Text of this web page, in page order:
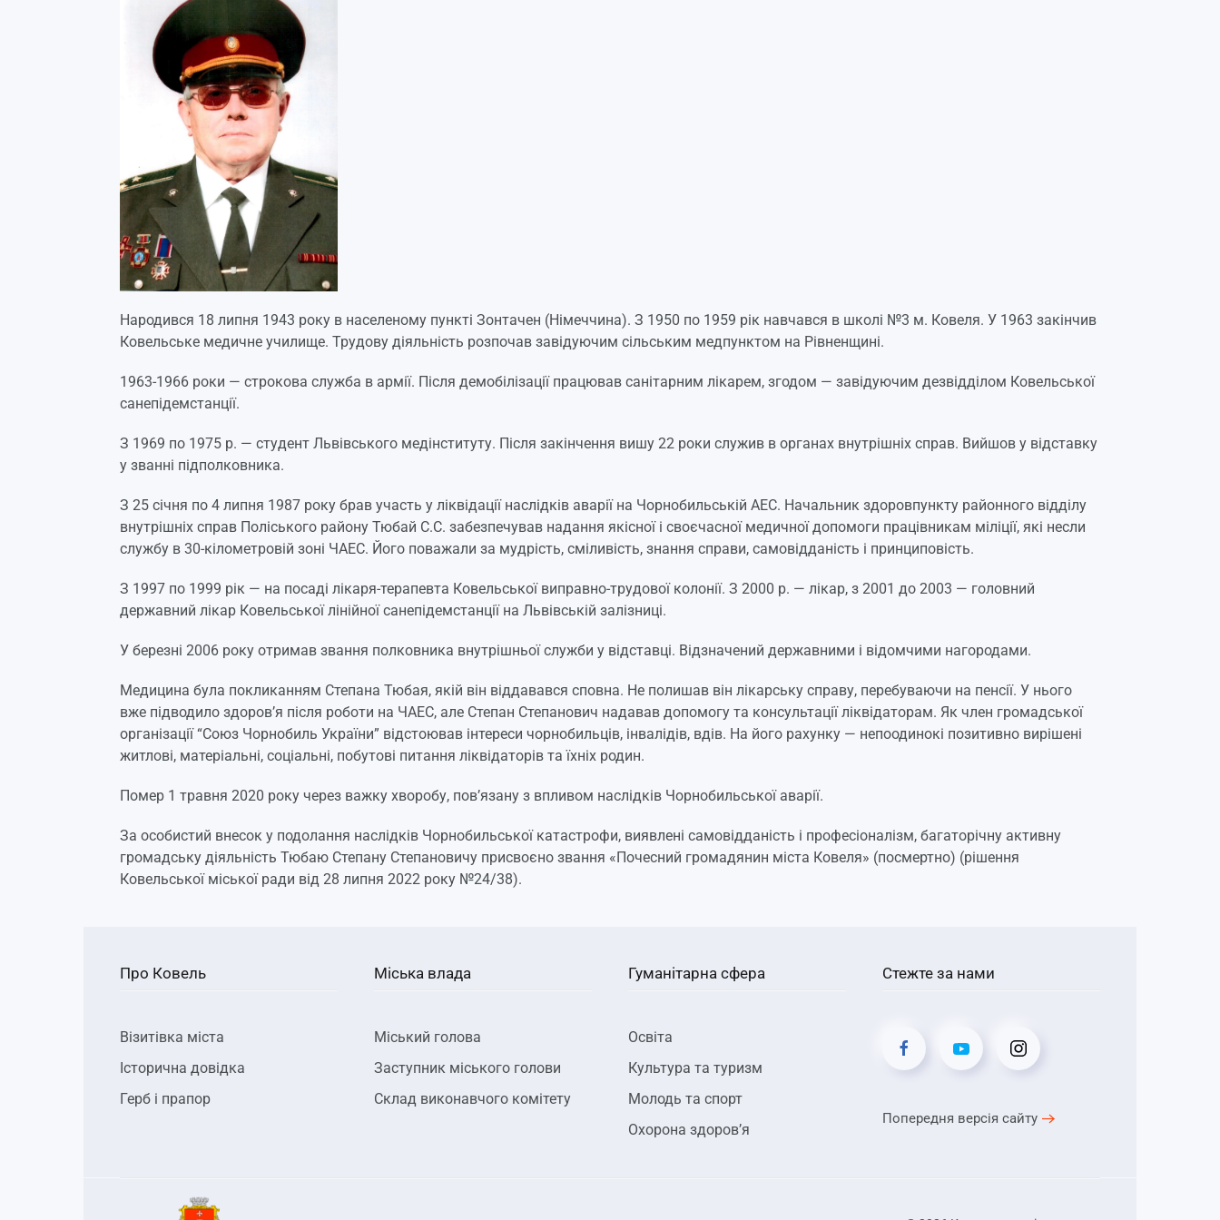
Народився 18 липня 1943 року в населеному пункті Зонтачен (Німеччина). З 1950 по 1959 рік навчався в школі №3 м. Ковеля. У 1963 закінчив
Ковельське медичне училище. Трудову діяльність розпочав завідуючим сільським медпунктом на Рівненщині.
1963-1966 роки — строкова служба в армії. Після демобілізації працював санітарним лікарем, згодом — завідуючим дезвідділом Ковельської
санепідемстанції.
З 1969 по 1975 р. — студент Львівського медінституту. Після закінчення вишу 22 роки служив в органах внутрішніх справ. Вийшов у відставку
у званні підполковника.
З 25 січня по 4 липня 1987 року брав участь у ліквідації наслідків аварії на Чорнобильській АЕС. Начальник здоровпункту районного відділу
внутрішніх справ Поліського району Тюбай С.С. забезпечував надання якісної і своєчасної медичної допомоги працівникам міліції, які несли
службу в 30-кілометровій зоні ЧАЕС. Його поважали за мудрість, сміливість, знання справи, самовідданість і принциповість.
З 1997 по 1999 рік — на посаді лікаря-терапевта Ковельської виправно-трудової колонії. З 2000 р. — лікар, з 2001 до 2003 — головний
державний лікар Ковельської лінійної санепідемстанції на Львівській залізниці.
У березні 2006 року отримав звання полковника внутрішньої служби у відставці. Відзначений державними і відомчими нагородами.
Медицина була покликанням Степана Тюбая, якій він віддавався сповна. Не полишав він лікарську справу, перебуваючи на пенсії. У нього
вже підводило здоров’я після роботи на ЧАЕС, але Степан Степанович надавав допомогу та консультації ліквідаторам. Як член громадської
організації “Союз Чорнобиль України” відстоював інтереси чорнобильців, інвалідів, вдів. На його рахунку — непоодинокі позитивно вирішені
житлові, матеріальні, соціальні, побутові питання ліквідаторів та їхніх родин.
Помер 1 травня 2020 року через важку хворобу, пов’язану з впливом наслідків Чорнобильської аварії.
За особистий внесок у подолання наслідків Чорнобильської катастрофи, виявлені самовідданість і професіоналізм, багаторічну активну
громадську діяльність Тюбаю Степану Степановичу присвоєно звання «Почесний громадянин міста Ковеля» (посмертно) (рішення
Ковельської міської ради від 28 липня 2022 року №24/38).
Про Ковель
Візитівка міста
Історична довідка
Герб і прапор
Міська влада
Міський голова
Заступник міського голови
Склад виконавчого комітету
Гуманітарна сфера
Освіта
Культура та туризм
Молодь та спорт
Охорона здоров’я
Стежте за нами
Попередня версія сайту